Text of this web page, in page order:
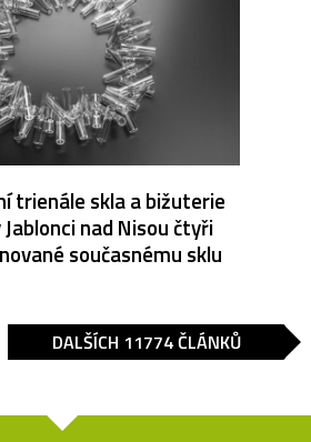
trienále skla a bižuterie
nad Nisou čtyři
současnému sklu
DALŠÍCH 11774 ČLÁNKŮ